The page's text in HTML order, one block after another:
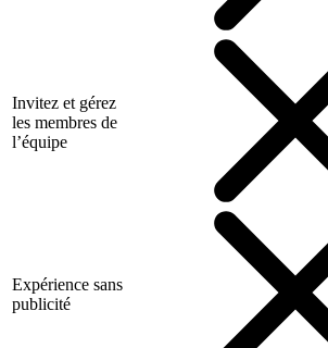
Invitez et gérez
les membres de
l’équipe
Expérience sans
publicité